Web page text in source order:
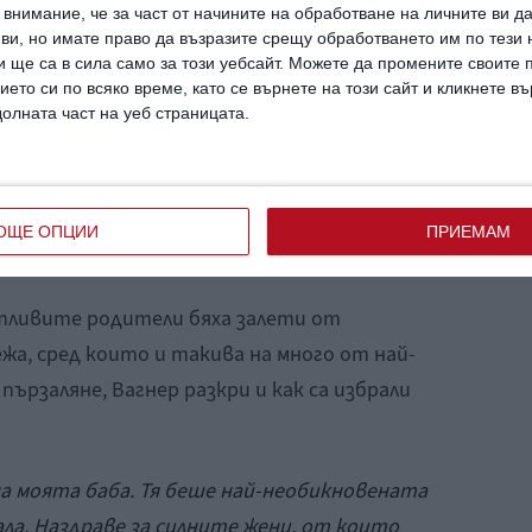
че за част от начините на обработване на личните ви
ви, но имате право да възразите срещу обработването им по тези
ще са в сила само за този уебсайт. Можете да промените своите
си по всяко време, като се върнете на този сайт и кликнете
част на уеб страницата.
ОПЦИИ ПРИЕМАМ
новина, така и сладка
им дете. Момиченцето се казва Розали
жена. Дори с раждането си, тя
всички. Добре дошла, наше момиче!
Ашли.
родители бяха залети от
сред които и такива на много от най-
Вагнер разкри и как са избрали
моята баба. Тя беше най-необикновената